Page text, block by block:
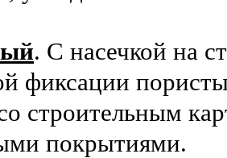
. С насечкой на
фиксации
строительным
покрытиями.